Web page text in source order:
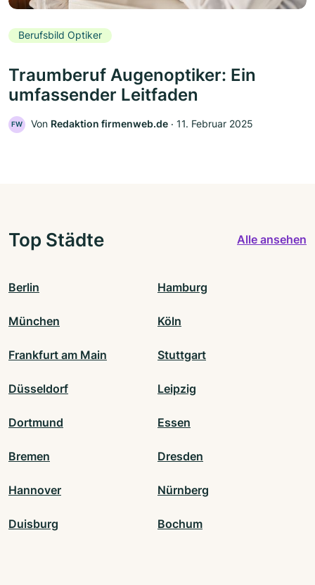
Berufsbild Optiker
Traumberuf Augenoptiker: Ein
umfassender Leitfaden
FW Von Redaktion firmenweb.de ‧ 11. Februar 2025
Top Städte Alle ansehen
Berlin Hamburg
München Köln
Frankfurt am Main Stuttgart
Düsseldorf Leipzig
Dortmund Essen
Bremen Dresden
Hannover Nürnberg
Duisburg Bochum